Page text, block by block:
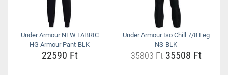
Under Armour NEW FABRIC
HG Armour Pant-BLK
22590 Ft
Under Armour Iso Chill 7/8 Leg
NS-BLK
35803 Ft35508 Ft